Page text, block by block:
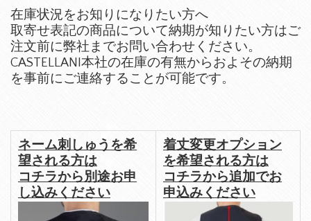
在庫状況をお知りになりたい方へ
取寄せ表記の商品について納期が知りたい方はご
注文前に弊社までお問い合わせください。
CASTELLANI本社の在庫の有無からおよその納期
を事前にご連絡することが可能です。
ネーム刺しゅうを希
望される方は
コチラから別途お申
し込みください
着丈変更オプション
を希望される方は
コチラから追加でお
申込みください